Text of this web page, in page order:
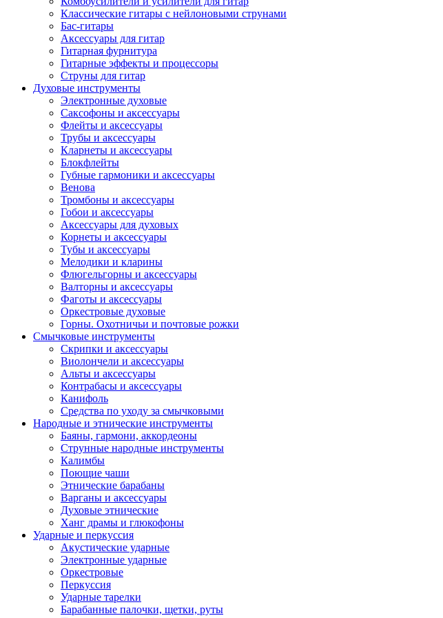
Классические гитары с нейлоновыми струнами
Бас-гитары
Аксессуары для гитар
Гитарная фурнитура
Гитарные эффекты и процессоры
Струны для гитар
Духовые инструменты
Электронные духовые
Саксофоны и аксессуары
Флейты и аксессуары
Трубы и аксессуары
Кларнеты и аксессуары
Блокфлейты
Губные гармоники и аксессуары
Венова
Тромбоны и аксессуары
Гобои и аксессуары
Аксессуары для духовых
Корнеты и аксессуары
Тубы и аксессуары
Мелодики и кларины
Флюгельгорны и аксессуары
Валторны и аксессуары
Фаготы и аксессуары
Оркестровые духовые
Горны. Охотничьи и почтовые рожки
Смычковые инструменты
Скрипки и аксессуары
Виолончели и аксессуары
Альты и аксессуары
Контрабасы и аксессуары
Канифоль
Средства по уходу за смычковыми
Народные и этнические инструменты
Баяны, гармони, аккордеоны
Струнные народные инструменты
Калимбы
Поющие чаши
Этнические барабаны
Варганы и аксессуары
Духовые этнические
Ханг драмы и глюкофоны
Ударные и перкуссия
Акустические ударные
Электронные ударные
Оркестровые
Перкуссия
Ударные тарелки
Барабанные палочки, щетки, руты